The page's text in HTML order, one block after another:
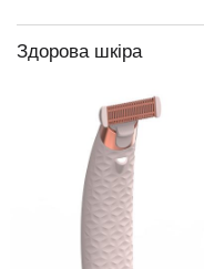
Здорова шкіра